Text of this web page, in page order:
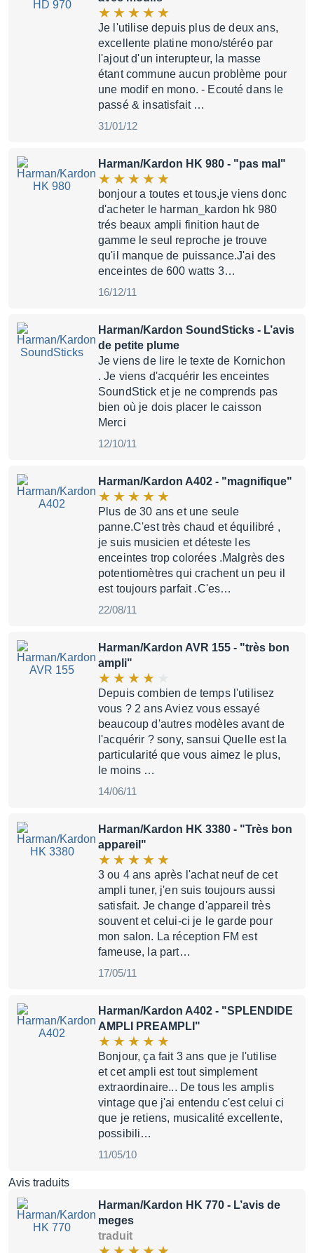
Je l'utilise depuis plus de deux ans,
excellente platine mono/stéréo par
l'ajout d'un interupteur, la masse
étant commune aucun problème pour
une modif en mono. - Ecouté dans le
passé & insatisfait …
31/01/12
Harman/Kardon HK 980 - "pas mal"
bonjour a toutes et tous,je viens donc
d'acheter le harman_kardon hk 980
trés beaux ampli finition haut de
gamme le seul reproche je trouve
qu'il manque de puissance.J'ai des
enceintes de 600 watts 3…
16/12/11
Harman/Kardon SoundSticks - L’avis
de petite plume
Je viens de lire le texte de Kornichon
. Je viens d'acquérir les enceintes
SoundStick et je ne comprends pas
bien où je dois placer le caisson
Merci
12/10/11
Harman/Kardon A402 - "magnifique"
Plus de 30 ans et une seule
panne.C'est très chaud et équilibré ,
je suis musicien et déteste les
enceintes trop colorées .Malgrès des
potentiomètres qui crachent un peu il
est toujours parfait .C'es…
22/08/11
Harman/Kardon AVR 155 - "très bon
ampli"
Depuis combien de temps l'utilisez
vous ? 2 ans Aviez vous essayé
beaucoup d'autres modèles avant de
l'acquérir ? sony, sansui Quelle est la
particularité que vous aimez le plus,
le moins …
14/06/11
Harman/Kardon HK 3380 - "Très bon
appareil"
3 ou 4 ans après l'achat neuf de cet
ampli tuner, j'en suis toujours aussi
satisfait. Je change d'appareil très
souvent et celui-ci je le garde pour
mon salon. La réception FM est
fameuse, la part…
17/05/11
Harman/Kardon A402 - "SPLENDIDE
AMPLI PREAMPLI"
Bonjour, ça fait 3 ans que je l'utilise
et cet ampli est tout simplement
extraordinaire... De tous les amplis
vintage que j'ai entendu c'est celui ci
que je retiens, musicalité excellente,
possibili…
11/05/10
Avis traduits
Harman/Kardon HK 770 - L’avis de
meges
traduit